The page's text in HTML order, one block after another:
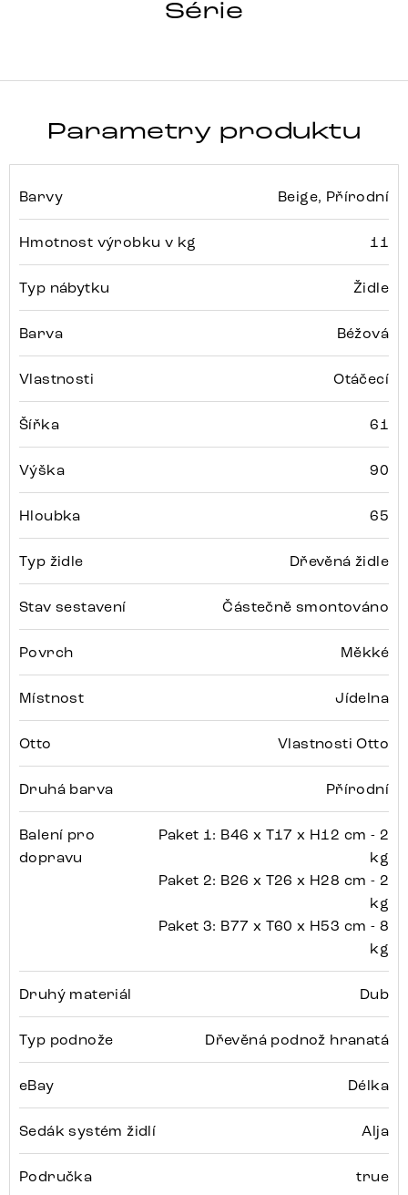
Série
ALJA-FLEX
Parametry produktu
Barvy Beige, Přírodní
Hmotnost výrobku v kg 11
Typ nábytku Židle
Barva Béžová
Vlastnosti Otáčecí
Šířka 61
Výška 90
Hloubka 65
Typ židle Dřevěná židle
Stav sestavení Částečně smontováno
Povrch Měkké
Místnost Jídelna
Otto Vlastnosti Otto
Druhá barva Přírodní
Balení pro
dopravu
Paket 1: B46 x T17 x H12 cm - 2
kg
Paket 2: B26 x T26 x H28 cm - 2
kg
Paket 3: B77 x T60 x H53 cm - 8
kg
Druhý materiál Dub
Typ podnože Dřevěná podnož hranatá
eBay Délka
Sedák systém židlí Alja
Područka true